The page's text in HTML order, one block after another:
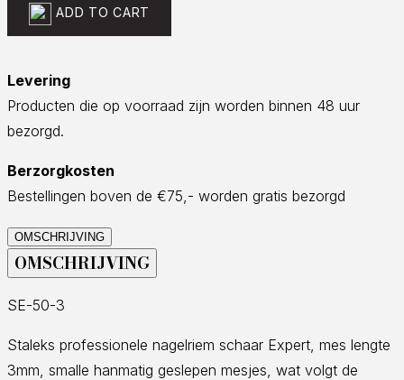
ADD TO CART
Levering
Producten die op voorraad zijn worden binnen 48 uur
bezorgd.
Berzorgkosten
Bestellingen boven de €75,- worden gratis bezorgd
OMSCHRIJVING
OMSCHRIJVING
SE-50-3
Staleks professionele nagelriem schaar Expert, mes lengte
3mm, smalle hanmatig geslepen mesjes, wat volgt de